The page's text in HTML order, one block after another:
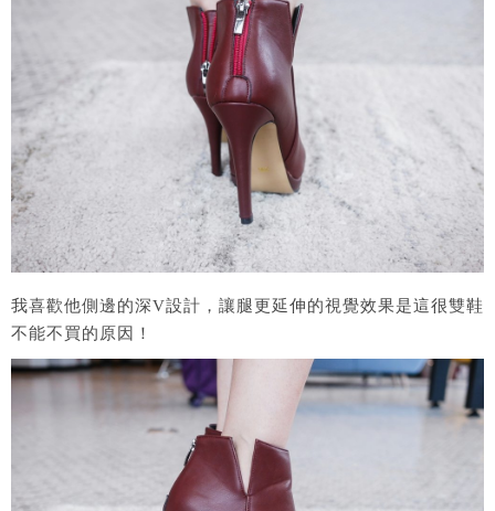
我喜歡他側邊的深V設計，讓腿更延伸的視覺效果是這很雙鞋
不能不買的原因！